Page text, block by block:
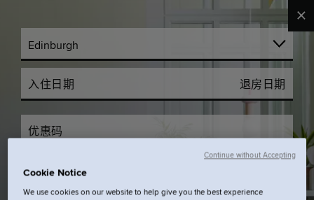
入住日期 退房日期
优惠码
Cookie Notice
We use cookies on our website to help give you the best experience
Continue without Accepting